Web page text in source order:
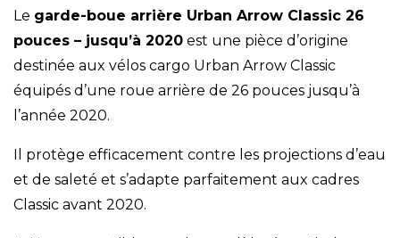
Le garde-boue arrière Urban Arrow Classic 26
pouces – jusqu’à 2020 est une pièce d’origine
destinée aux vélos cargo Urban Arrow Classic
équipés d’une roue arrière de 26 pouces jusqu’à
l’année 2020.
Il protège efficacement contre les projections d’eau
et de saleté et s’adapte parfaitement aux cadres
Classic avant 2020.